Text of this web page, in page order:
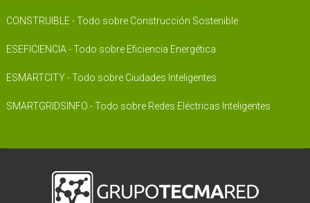
CONSTRUIBLE - Todo sobre Construcción Sostenible
ESEFICIENCIA - Todo sobre Eficiencia Energética
ESMARTCITY - Todo sobre Ciudades Inteligentes
SMARTGRIDSINFO - Todo sobre Redes Eléctricas Inteligentes